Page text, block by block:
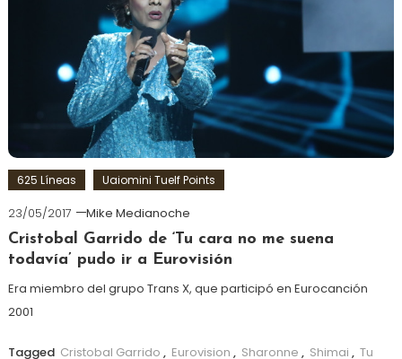
625 Líneas Uaiomini Tuelf Points
23/05/2017
Mike Medianoche
Cristobal Garrido de ‘Tu cara no me suena
todavía’ pudo ir a Eurovisión
Era miembro del grupo Trans X, que participó en Eurocanción
2001
Tagged Cristobal Garrido , Eurovision , Sharonne , Shimai , Tu